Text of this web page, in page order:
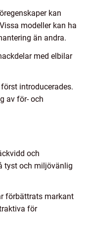
kan
modeller kan ha
än andra.
med elbilar
introducerades.
av för- och
och
tyst och miljövänlig
förbättrats markant
för